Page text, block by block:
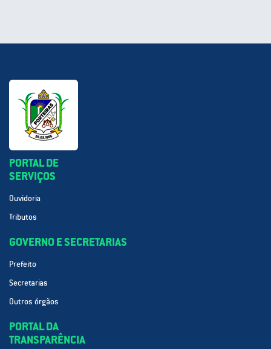
PORTAL DE
SERVIÇOS
Ouvidoria
Tributos
GOVERNO E SECRETARIAS
Prefeito
Secretarias
Outros órgãos
PORTAL DA
TRANSPARÊNCIA